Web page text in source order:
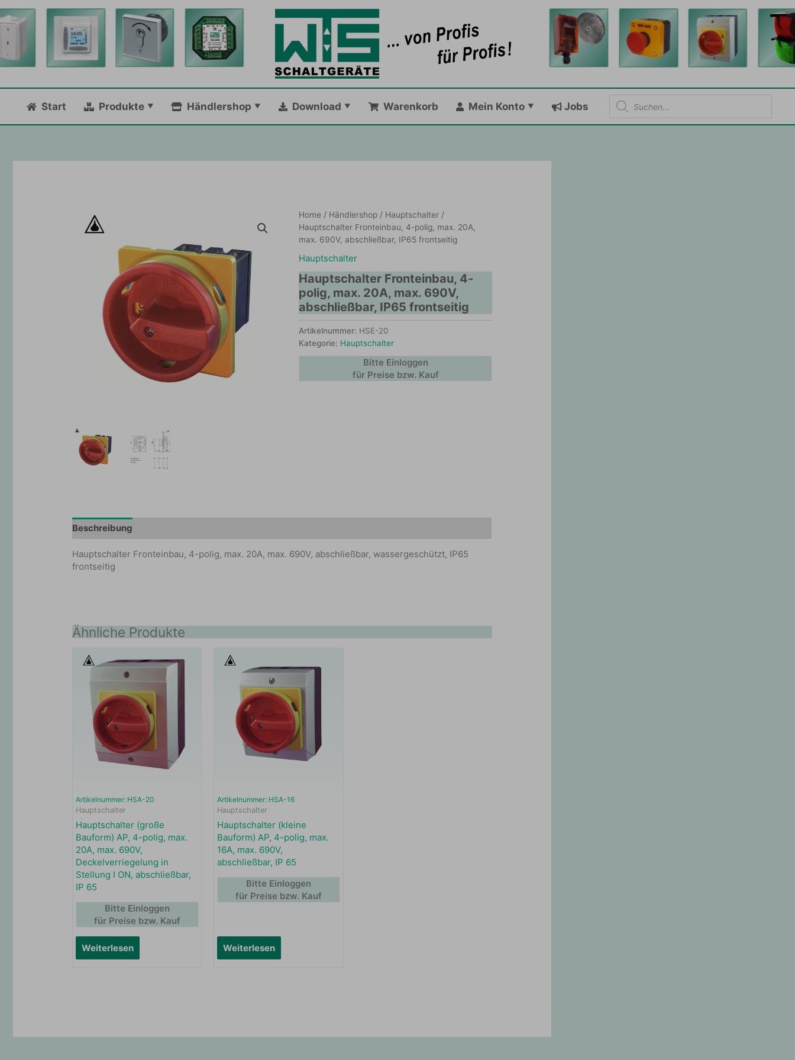
Zum
Inhalt
springen
Start Produkte Händlershop Download Warenkorb Mein Konto Jobs
Products
search
Home / Händlershop / Hauptschalter /
Hauptschalter Fronteinbau, 4-polig, max. 20A,
max. 690V, abschließbar, IP65 frontseitig
Hauptschalter
Hauptschalter Fronteinbau, 4-
polig, max. 20A, max. 690V,
abschließbar, IP65 frontseitig
Artikelnummer: HSE-20
Kategorie: Hauptschalter
Bitte Einloggen
für Preise bzw. Kauf
Beschreibung
Hauptschalter Fronteinbau, 4-polig, max. 20A, max. 690V, abschließbar, wassergeschützt, IP65
frontseitig
Ähnliche Produkte
Artikelnummer: HSA-20
Hauptschalter
Hauptschalter (große
Bauform) AP, 4-polig, max.
20A, max. 690V,
Deckelverriegelung in
Stellung I ON, abschließbar,
IP 65
Weiterlesen
Bitte Einloggen
für Preise bzw. Kauf
Artikelnummer: HSA-16
Hauptschalter
Hauptschalter (kleine
Bauform) AP, 4-polig, max.
16A, max. 690V,
abschließbar, IP 65
Weiterlesen
Bitte Einloggen
für Preise bzw. Kauf